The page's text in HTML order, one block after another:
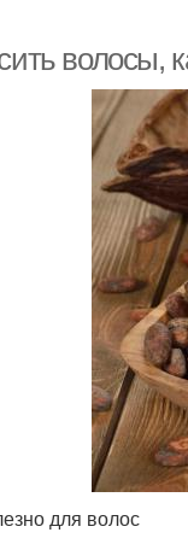
для волос